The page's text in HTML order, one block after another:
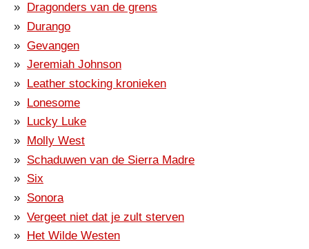
Dragonders van de grens
Durango
Gevangen
Jeremiah Johnson
Leather stocking kronieken
Lonesome
Lucky Luke
Molly West
Schaduwen van de Sierra Madre
Six
Sonora
Vergeet niet dat je zult sterven
Het Wilde Westen